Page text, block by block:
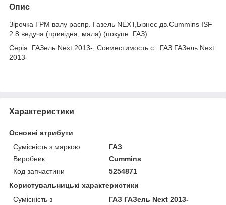
Опис
Зірочка ГРМ валу распр. Газель NEXT,Бізнес дв.Cummins ISF
2.8 ведуча (привідна, мала) (покупн. ГАЗ)
Серія: ГАЗель Next 2013-; Совместимость с:: ГАЗ ГАЗель Next
2013-
Характеристики
Основні атрибути
Сумісність з маркою
ГАЗ
Виробник
Cummins
Код запчастини
5254871
Користувальницькі характеристики
Сумісність з
ГАЗ ГАЗель Next 2013-